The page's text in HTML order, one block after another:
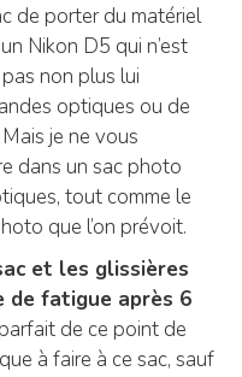
de porter du matériel
Nikon D5 qui n’est
non plus lui
optiques ou de
je ne vous
dans un sac photo
tout comme le
que l’on prévoit.
et les glissières
de fatigue après 6
de ce point de
à faire à ce sac, sauf